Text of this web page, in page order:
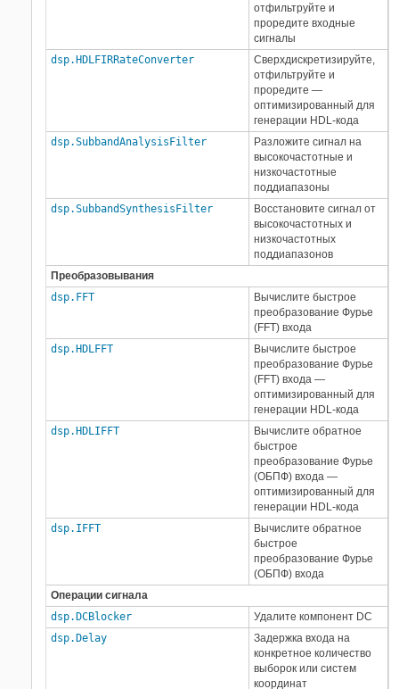
отфильтруйте и
проредите входные
сигналы
dsp.HDLFIRRateConverter
Сверхдискретизируйте,
отфильтруйте и
проредите —
оптимизированный для
генерации HDL-кода
dsp.SubbandAnalysisFilter
Разложите сигнал на
высокочастотные и
низкочастотные
поддиапазоны
dsp.SubbandSynthesisFilter
Восстановите сигнал от
высокочастотных и
низкочастотных
поддиапазонов
Преобразовывания
dsp.FFT
Вычислите быстрое
преобразование Фурье
(FFT) входа
dsp.HDLFFT
Вычислите быстрое
преобразование Фурье
(FFT) входа —
оптимизированный для
генерации HDL-кода
dsp.HDLIFFT
Вычислите обратное
быстрое
преобразование Фурье
(ОБПФ) входа —
оптимизированный для
генерации HDL-кода
dsp.IFFT
Вычислите обратное
быстрое
преобразование Фурье
(ОБПФ) входа
Операции сигнала
dsp.DCBlocker
Удалите компонент DC
dsp.Delay
Задержка входа на
конкретное количество
выборок или систем
координат